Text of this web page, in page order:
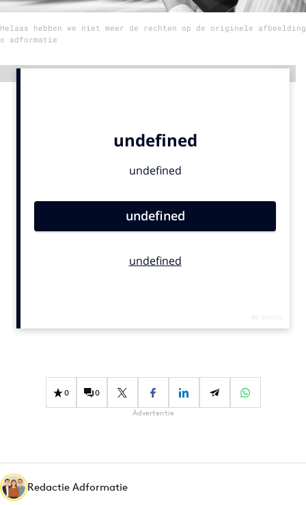
Adverteren
Events
Carriere
Design
Diversiteit
Effectiviteit
Martech
Media
Helaas hebben we niet meer de rechten op de originele afbeelding
© adformatie
0 0
Advertentie
Redactie Adformatie